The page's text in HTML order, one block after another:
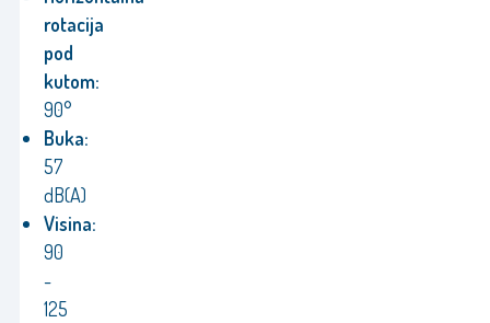
rotacija
pod
kutom:
90°
Buka:
57
dB(A)
Visina:
90
-
125